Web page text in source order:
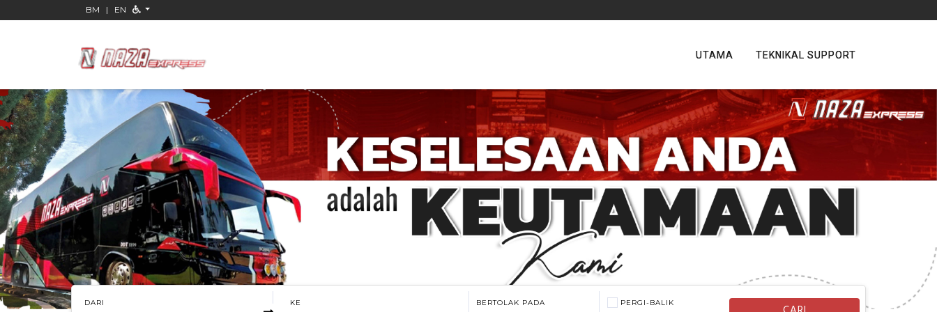
BM | EN
UTAMA TEKNIKAL SUPPORT
DARI KE BERTOLAK PADA PERGI-BALIK